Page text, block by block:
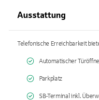
Ausstattung
Telefonische Erreichbarkeit
Automatischer
Parkplatz
SB-Terminal inkl.